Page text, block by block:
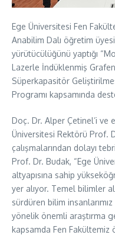
Ege Üniversitesi Fen
Anabilim Dalı öğretim
yürütücülüğünü yaptığı
Lazerle İndüklenmiş
Süperkapasitör
Programı kapsamında
Doç. Dr. Alper Çetinel’i ve
Üniversitesi Rektörü Prof.
çalışmalarından dolayı
Prof. Dr. Budak, “Ege
altyapısına sahip
yer alıyor. Temel bilimler
sürdüren bilim
yönelik önemli araştırma
kapsamda Fen Fakültemiz